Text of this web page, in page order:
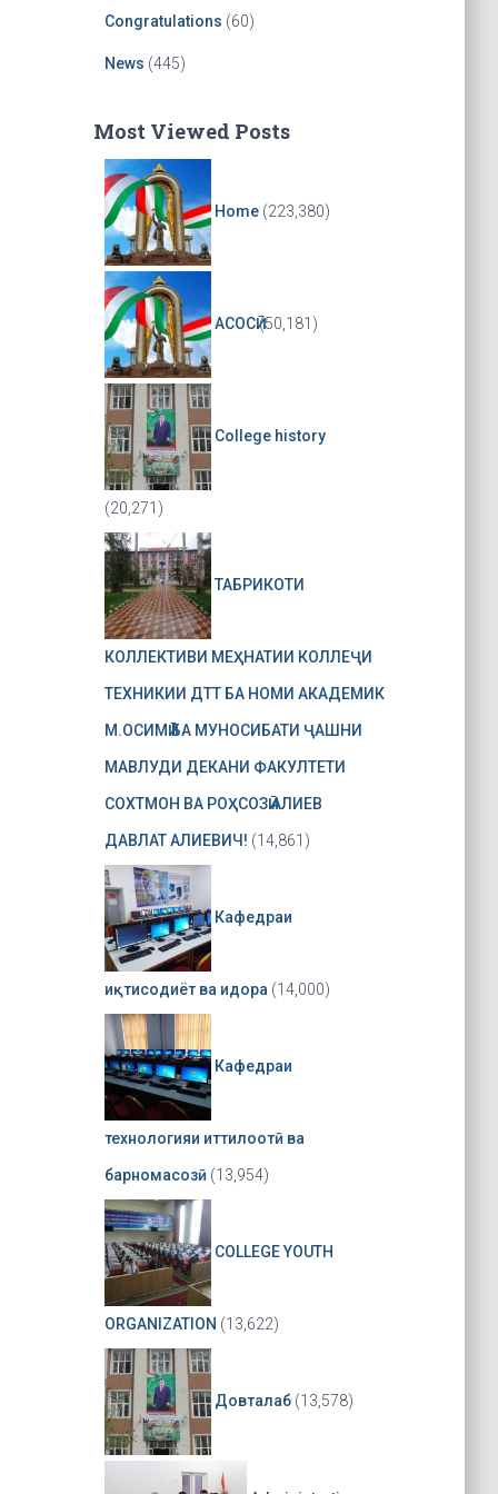
Congratulations (60)
News (445)
Most Viewed Posts
Home (223,380)
АСОСӢ(50,181)
College history
(20,271)
ТАБРИКОТИ
КОЛЛЕКТИВИ МЕҲНАТИИ КОЛЛЕҶИ
ТЕХНИКИИ ДТТ БА НОМИ АКАДЕМИК
М.ОСИМӢ БА МУНОСИБАТИ ҶАШНИ
МАВЛУДИ ДЕКАНИ ФАКУЛТЕТИ
СОХТМОН ВА РОҲСОЗӢ АЛИЕВ
ДАВЛАТ АЛИЕВИЧ! (14,861)
Кафедраи
иқтисодиёт ва идора (14,000)
Кафедраи
технологияи иттилоотӣ ва
барномасозӣ (13,954)
COLLEGE YOUTH
ORGANIZATION (13,622)
Довталаб (13,578)